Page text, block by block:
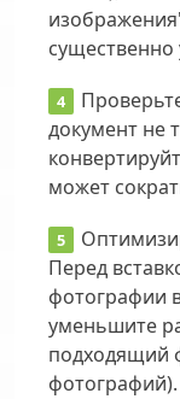
документ не
может
Перед
фотографии
уменьшите
подходящий
фотографий).